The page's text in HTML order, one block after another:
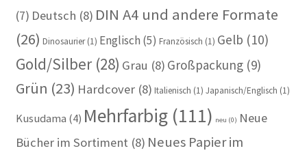
(7) Deutsch (8) DIN A4 und andere Formate
(26) Dinosaurier(1) Englisch (5) Französisch (1) Gelb (10)
Gold/Silber(28) Grau (8) Großpackung(9)
Grün (23) Hardcover(8) Italienisch (1) Japanisch/Englisch (1)
Kusudama (4) Mehrfarbig(111) neu (0) Neue
Bücher im Sortiment (8) Neues Papier im